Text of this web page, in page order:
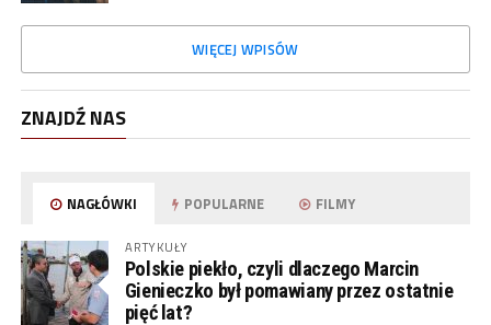
WIĘCEJ WPISÓW
ZNAJDŹ NAS
NAGŁÓWKI POPULARNE FILMY
ARTYKUŁY
Polskie piekło, czyli dlaczego Marcin
Gienieczko był pomawiany przez ostatnie
pięć lat?